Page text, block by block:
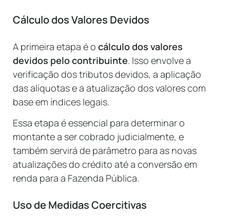
Cálculo dos Valores Devidos
A primeira etapa é o cálculo dos valores
devidos pelo contribuinte. Isso envolve a
verificação dos tributos devidos, a aplicação
das alíquotas e a atualização dos valores com
base em índices legais.
Essa etapa é essencial para determinar o
montante a ser cobrado judicialmente, e
também servirá de parâmetro para as novas
atualizações do crédito até a conversão em
renda para a Fazenda Pública.
Uso de Medidas Coercitivas